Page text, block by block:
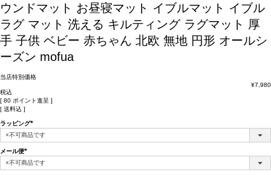
ウンドマット お昼寝マット イブルマット イブル
ラグ マット 洗える キルティング ラグマット 厚
手 子供 ベビー 赤ちゃん 北欧 無地 円形 オールシ
ーズン mofua
当店特別価格
¥7,980
税込
[ 80 ポイント進呈 ]
送料込
ラッピング
(必
メール便
(必
須)